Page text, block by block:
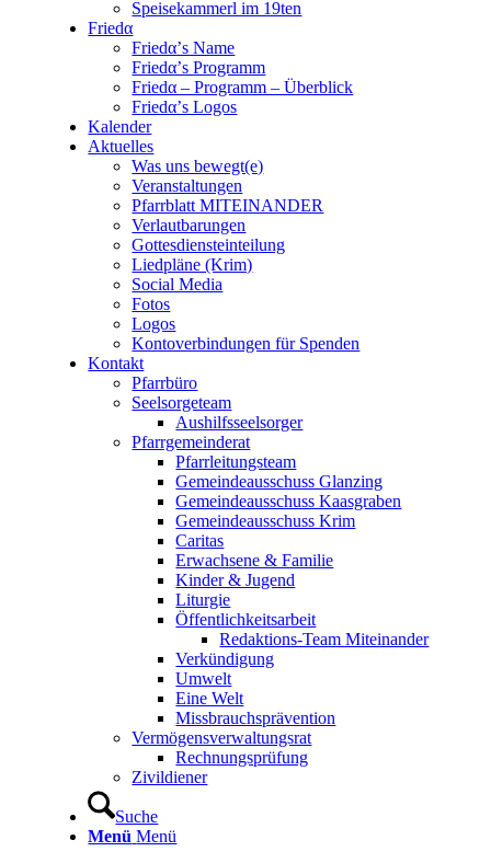
Speisekammerl im 19ten
Friedα
Friedα’s Name
Friedα’s Programm
Friedα – Programm – Überblick
Friedα’s Logos
Kalender
Aktuelles
Was uns bewegt(e)
Veranstaltungen
Pfarrblatt MITEINANDER
Verlautbarungen
Gottesdiensteinteilung
Liedpläne (Krim)
Social Media
Fotos
Logos
Kontoverbindungen für Spenden
Kontakt
Pfarrbüro
Seelsorgeteam
Aushilfsseelsorger
Pfarrgemeinderat
Pfarrleitungsteam
Gemeindeausschuss Glanzing
Gemeindeausschuss Kaasgraben
Gemeindeausschuss Krim
Caritas
Erwachsene & Familie
Kinder & Jugend
Liturgie
Öffentlichkeitsarbeit
Redaktions-Team Miteinander
Verkündigung
Umwelt
Eine Welt
Missbrauchsprävention
Vermögensverwaltungsrat
Rechnungsprüfung
Zivildiener
Suche
Menü Menü